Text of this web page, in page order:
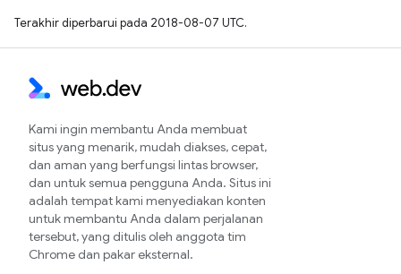
Terakhir diperbarui pada 2018-08-07 UTC.
Kami ingin membantu Anda membuat
situs yang menarik, mudah diakses, cepat,
dan aman yang berfungsi lintas browser,
dan untuk semua pengguna Anda. Situs ini
adalah tempat kami menyediakan konten
untuk membantu Anda dalam perjalanan
tersebut, yang ditulis oleh anggota tim
Chrome dan pakar eksternal.